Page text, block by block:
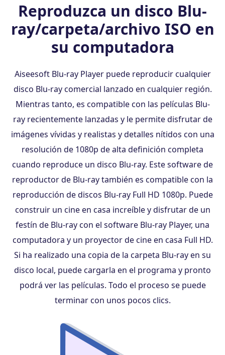
Reproduzca un disco Blu-
ray/carpeta/archivo ISO en
su computadora
Aiseesoft Blu-ray Player puede reproducir cualquier
disco Blu-ray comercial lanzado en cualquier región.
Mientras tanto, es compatible con las películas Blu-
ray recientemente lanzadas y le permite disfrutar de
imágenes vívidas y realistas y detalles nítidos con una
resolución de 1080p de alta definición completa
cuando reproduce un disco Blu-ray. Este software de
reproductor de Blu-ray también es compatible con la
reproducción de discos Blu-ray Full HD 1080p. Puede
construir un cine en casa increíble y disfrutar de un
festín de Blu-ray con el software Blu-ray Player, una
computadora y un proyector de cine en casa Full HD.
Si ha realizado una copia de la carpeta Blu-ray en su
disco local, puede cargarla en el programa y pronto
podrá ver las películas. Todo el proceso se puede
terminar con unos pocos clics.